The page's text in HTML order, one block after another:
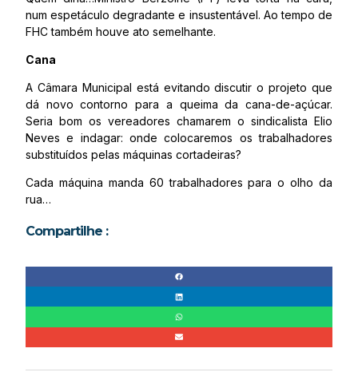
num espetáculo degradante e insustentável. Ao tempo de
FHC também houve ato semelhante.
Cana
A Câmara Municipal está evitando discutir o projeto que
dá novo contorno para a queima da cana-de-açúcar.
Seria bom os vereadores chamarem o sindicalista Elio
Neves e indagar: onde colocaremos os trabalhadores
substituídos pelas máquinas cortadeiras?
Cada máquina manda 60 trabalhadores para o olho da
rua…
Compartilhe :